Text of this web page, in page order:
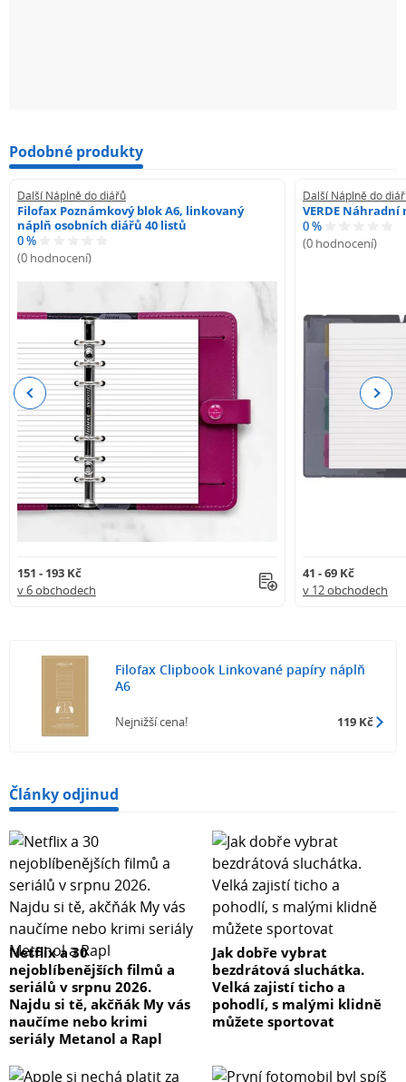
Podobné produkty
Další Náplně do diářů
Filofax Poznámkový blok A6, linkovaný
náplň osobních diářů 40 listů
0 %
(0 hodnocení)
151 - 193 Kč
v 6 obchodech
Další Náplně do
VERDE Náhradní
0 %
(0 hodnocení)
41 - 69 Kč
v 12 obchodech
Previous Next
Filofax Clipbook Linkované papíry náplň
A6
Nejnižší cena! 119 Kč
Články odjinud
Netflix a 30
nejoblíbenějších filmů a
seriálů v srpnu 2026.
Najdu si tě, akčňák My vás
naučíme nebo krimi
seriály Metanol a Rapl
Jak dobře vybrat
bezdrátová sluchátka.
Velká zajistí ticho a
pohodlí, s malými klidně
můžete sportovat